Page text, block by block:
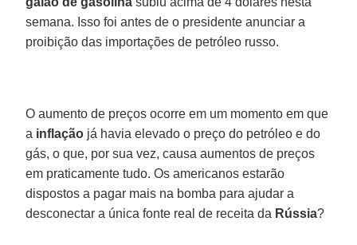
semana. Isso foi antes de o presidente anunciar a
proibição das importações de petróleo russo.
O aumento de preços ocorre em um momento em que
a inflação já havia elevado o preço do petróleo e do
gás, o que, por sua vez, causa aumentos de preços
em praticamente tudo. Os americanos estarão
dispostos a pagar mais na bomba para ajudar a
desconectar a única fonte real de receita da Rússia?